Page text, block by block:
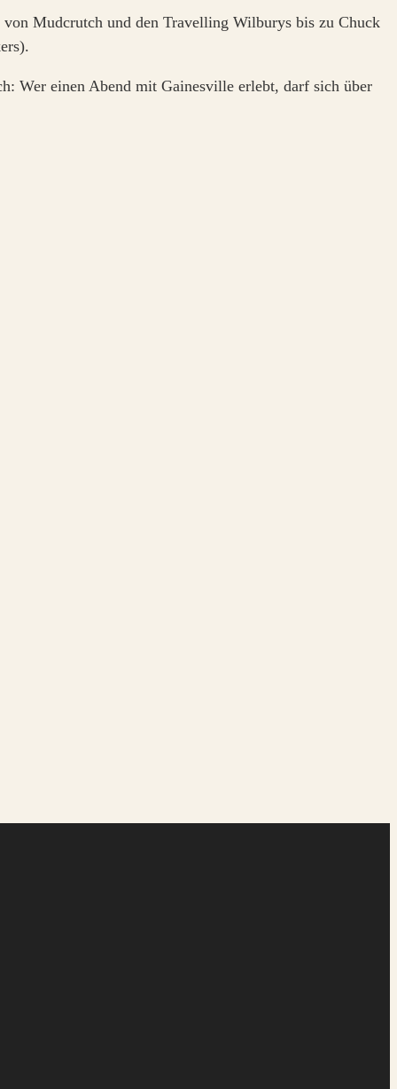
Mudcrutch und den Travelling Wilburys bis zu Chuck
Wer einen Abend mit Gainesville erlebt, darf sich über